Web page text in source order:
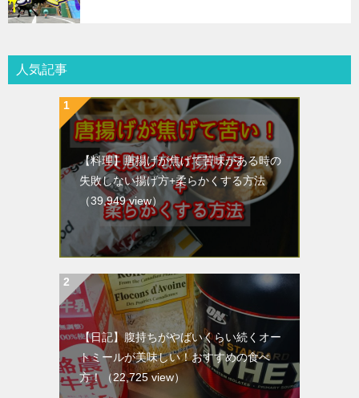
人気記事
【料理】唐揚げが焦げて苦味がある時の
失敗しない揚げ方+柔らかくする方法
（39,949 view）
【日記】腹持ちがやばいくらい続くオー
トミールが美味しい！おすすめの食べ
方！
（22,725 view）